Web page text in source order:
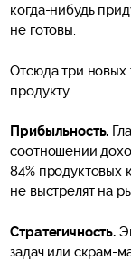
когда-нибудь
не готовы.
Отсюда три новых
продукту.
Прибыльность.
соотношении
84% продуктовых
не выстрелят на
Стратегичность.
задач или скрам-